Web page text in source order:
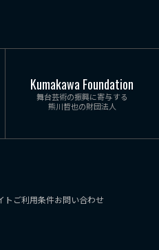
Kumakawa Foundation
舞台芸術の振興に寄与する
熊川哲也の財団法人
トご利用条件お問い合わせ